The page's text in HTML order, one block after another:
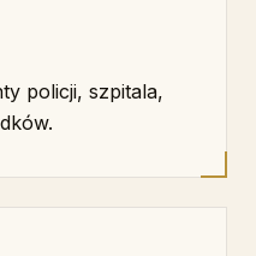
policji, szpitala,